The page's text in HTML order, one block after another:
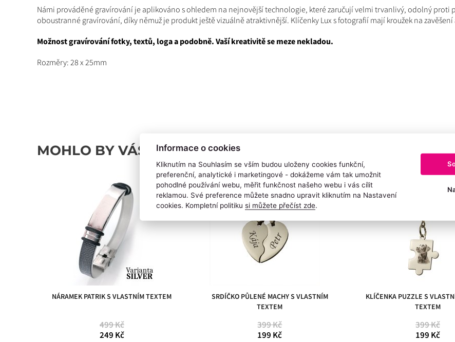
Námi prováděné gravírování je aplikováno s ohledem na nejnovější technologie, které zaručují velmi trvanlivý, odolný
oboustranné gravírování, díky němuž je produkt ještě vizuálně atraktivnější. Klíčenky Lux s fotografií mají kroužek na
Možnost gravírování fotky, textů, loga a podobně. Vaší kreativitě se meze nekladou.
Rozměry: 28 x 25mm
MOHLO BY VÁS ZAJÍMAT TAKÉ:
NÁRAMEK PATRIK S VLASTNÍM TEXTEM
499 Kč
249 Kč
SRDÍČKO PŮLENÉ MACHY S VLASTNÍM
TEXTEM
399 Kč
199 Kč
KLÍČENKA PUZZLE S
TEXTEM
399 Kč
199 Kč
Informace o cookies
Kliknutím na Souhlasím se vším budou uloženy cookies funkční,
preferenční, analytické i marketingové - dokážeme vám tak umožnit
pohodlné používání webu, měřit funkčnost našeho webu i vás cílit
reklamou. Své preference můžete snadno upravit kliknutím na Nastavení
cookies. Kompletní politiku si můžete přečíst zde.